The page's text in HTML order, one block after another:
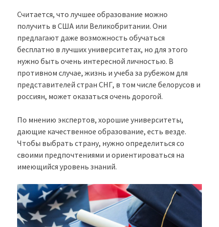
Считается, что лучшее образование можно
получить в США или Великобритании. Они
предлагают даже возможность обучаться
бесплатно в лучших университетах, но для этого
нужно быть очень интересной личностью. В
противном случае, жизнь и учеба за рубежом для
представителей стран СНГ, в том числе белорусов и
россиян, может оказаться очень дорогой.
По мнению экспертов, хорошие университеты,
дающие качественное образование, есть везде.
Чтобы выбрать страну, нужно определиться со
своими предпочтениями и ориентироваться на
имеющийся уровень знаний.